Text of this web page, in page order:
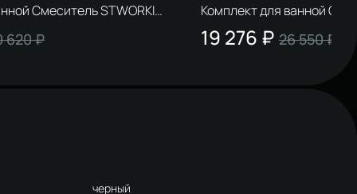
Смеситель STWORKI
черный + Стойка Молде
черная + Смеситель
620 ₽
Комплект для ванной
Лерум S04010CR, хром +
S23180CR, хром +
19 276 ₽ 26 550 ₽
черный